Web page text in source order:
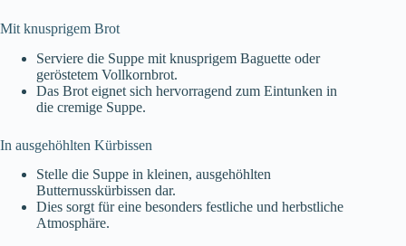
Mit knusprigem Brot
Serviere die Suppe mit knusprigem Baguette oder
geröstetem Vollkornbrot.
Das Brot eignet sich hervorragend zum Eintunken in
die cremige Suppe.
In ausgehöhlten Kürbissen
Stelle die Suppe in kleinen, ausgehöhlten
Butternusskürbissen dar.
Dies sorgt für eine besonders festliche und herbstliche
Atmosphäre.